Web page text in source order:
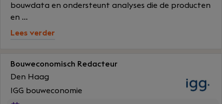
bouwdata en ondersteunt analyses die de producten
en ...
Lees verder
Bouweconomisch Redacteur
Den Haag
IGG bouweconomie